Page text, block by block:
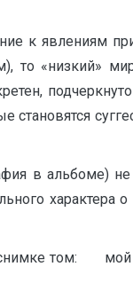
к явлениям
то «низкий»
становятся
в альбоме) не
характера
том: